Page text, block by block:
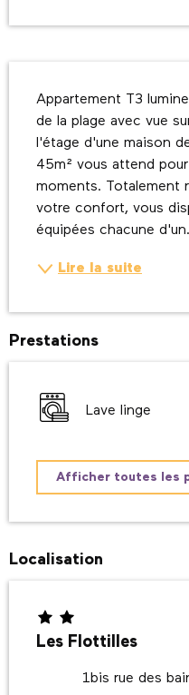
Appartement T3
de la plage avec vue
l'étage d'une maison
45m² vous attend
moments. Totalement
votre confort, vous
équipées chacune
Lire la suite
Prestations
Lave linge
Afficher toutes les
Localisation
Les Flottilles
1bis rue des